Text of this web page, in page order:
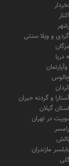
گردی و ویلا سنتی
دریا
چالوس
و گردنه حیران
گیلان
در تهران
تالش
مازندران